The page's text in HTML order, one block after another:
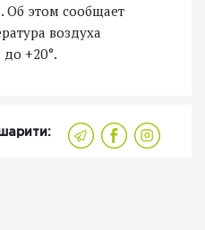
Об этом сообщает
воздуха
+20°.